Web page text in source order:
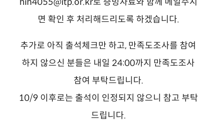
면 확인 후 처리해드리도록 하겠습니다.
추가로 아직 출석체크만 하고, 만족도조사를 참여
하지 않으신 분들은 내일 24:00까지 만족도조사
참여 부탁드립니다.
10/9 이후로는 출석이 인정되지 않으니 참고 부탁
드립니다.